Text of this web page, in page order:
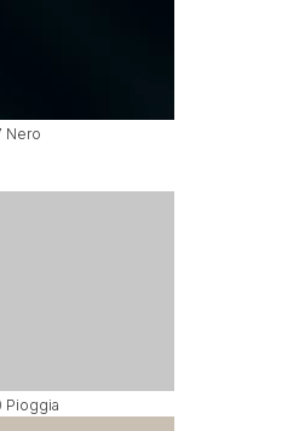
Nero
Pioggia